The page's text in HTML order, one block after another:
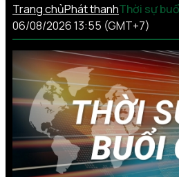
Trang chủPhát thanhThời sự
06/08/2026 13:55 (GMT+7)